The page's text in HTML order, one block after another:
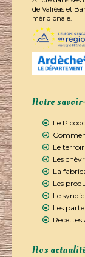
de Valréas et
méridionale.
Notre
Le
Le terroir
Les
La
Les
Le
Les
Recettes
Nos